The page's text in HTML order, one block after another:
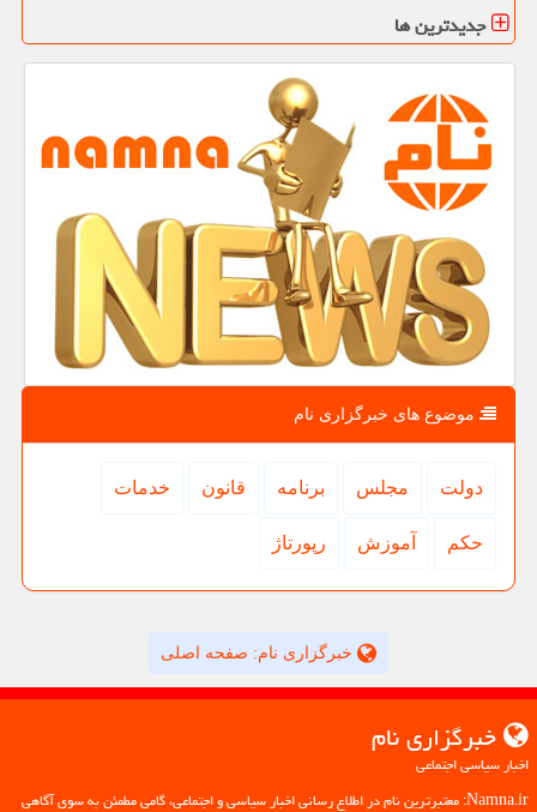
جدیدترین ها
موضوع های خبرگزاری نام
دولت مجلس برنامه قانون خدمات
حكم آموزش رپورتاژ
خبرگزاری نام: صفحه اصلی
خبرگزاری نام
اخبار سیاسی اجتماعی
Namna.ir: معتبرترین نام در اطلاع رسانی اخبار سیاسی و اجتماعی، گامی مطمئن به سوی آگاهی